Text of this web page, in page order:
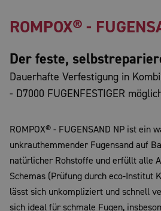
ROMPOX® -
Der feste,
Dauerhafte Verfestigung in
- D7000 FUGENFESTIGER
ROMPOX® - FUGENSAND NP ist ein
unkrauthemmender Fugensand auf
natürlicher Rohstoffe und erfüllt alle
Schemas (Prüfung durch eco-Institut
lässt sich unkompliziert und schnell
sich ideal für schmale Fugen,